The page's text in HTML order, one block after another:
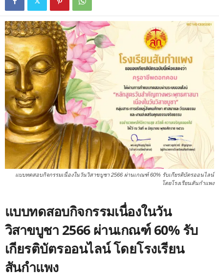
แบบทดสอบกิจกรรมเนื่องในวันวิสาขบูชา 2566 ผ่านเกณฑ์ 60% รับเกียรติบัตรออนไลน์
โดยโรงเรียนสันกำแพง
แบบทดสอบกิจกรรมเนื่องในวัน
วิสาขบูชา 2566 ผ่านเกณฑ์ 60% รับ
เกียรติบัตรออนไลน์ โดยโรงเรียน
สันกำแพง